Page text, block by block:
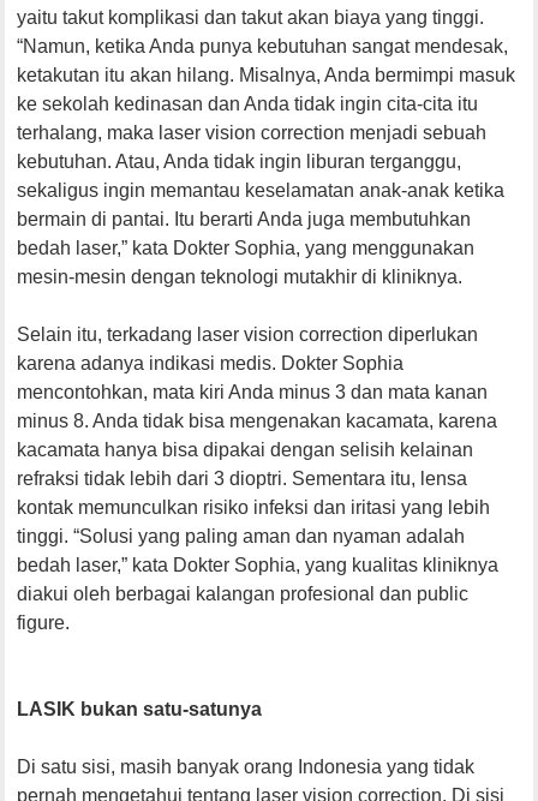
yaitu takut komplikasi dan takut akan biaya yang tinggi.
“Namun, ketika Anda punya kebutuhan sangat mendesak,
ketakutan itu akan hilang. Misalnya, Anda bermimpi masuk
ke sekolah kedinasan dan Anda tidak ingin cita-cita itu
terhalang, maka laser vision correction menjadi sebuah
kebutuhan. Atau, Anda tidak ingin liburan terganggu,
sekaligus ingin memantau keselamatan anak-anak ketika
bermain di pantai. Itu berarti Anda juga membutuhkan
bedah laser,” kata Dokter Sophia, yang menggunakan
mesin-mesin dengan teknologi mutakhir di kliniknya.
Selain itu, terkadang laser vision correction diperlukan
karena adanya indikasi medis. Dokter Sophia
mencontohkan, mata kiri Anda minus 3 dan mata kanan
minus 8. Anda tidak bisa mengenakan kacamata, karena
kacamata hanya bisa dipakai dengan selisih kelainan
refraksi tidak lebih dari 3 dioptri. Sementara itu, lensa
kontak memunculkan risiko infeksi dan iritasi yang lebih
tinggi. “Solusi yang paling aman dan nyaman adalah
bedah laser,” kata Dokter Sophia, yang kualitas kliniknya
diakui oleh berbagai kalangan profesional dan public
figure.
LASIK bukan satu-satunya
Di satu sisi, masih banyak orang Indonesia yang tidak
pernah mengetahui tentang laser vision correction. Di sisi